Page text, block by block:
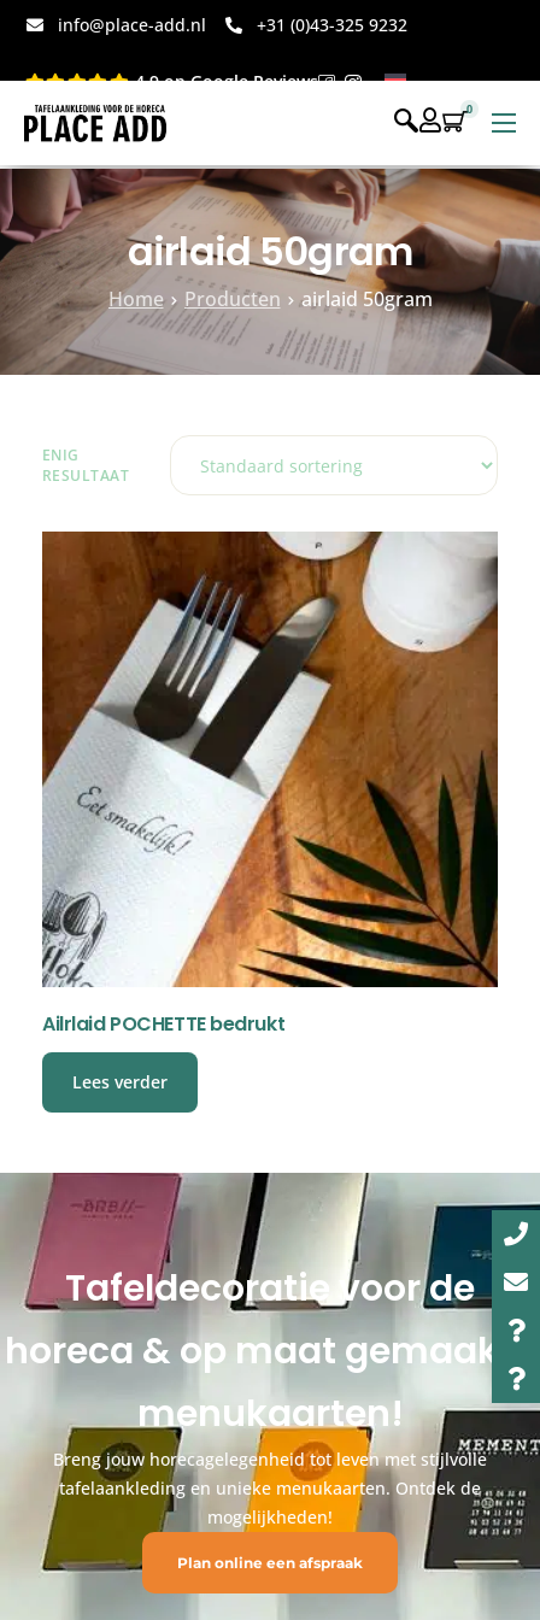
info@place-add.nl +31 (0)43-325 9232
4.9 op Google Reviews
Menukaarten
Disposables bedrukt
Disposables webshop
Voor op tafel webshop
0
airlaid 50gram
Home Producten airlaid 50gram
ENIG
RESULTAAT
Ailrlaid POCHETTE bedrukt
Lees verder
Tafeldecoratie voor de
horeca & op maat gemaakte
menukaarten!
Breng jouw horecagelegenheid tot leven met stijlvolle
tafelaankleding en unieke menukaarten. Ontdek de
mogelijkheden!
Plan online een afspraak